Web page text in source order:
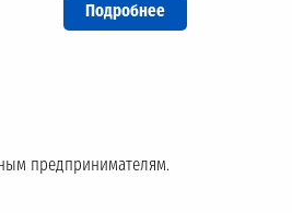
Подробнее
предпринимателям.